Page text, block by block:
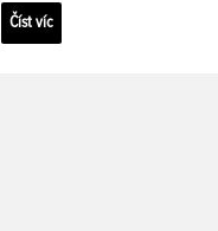
Číst víc